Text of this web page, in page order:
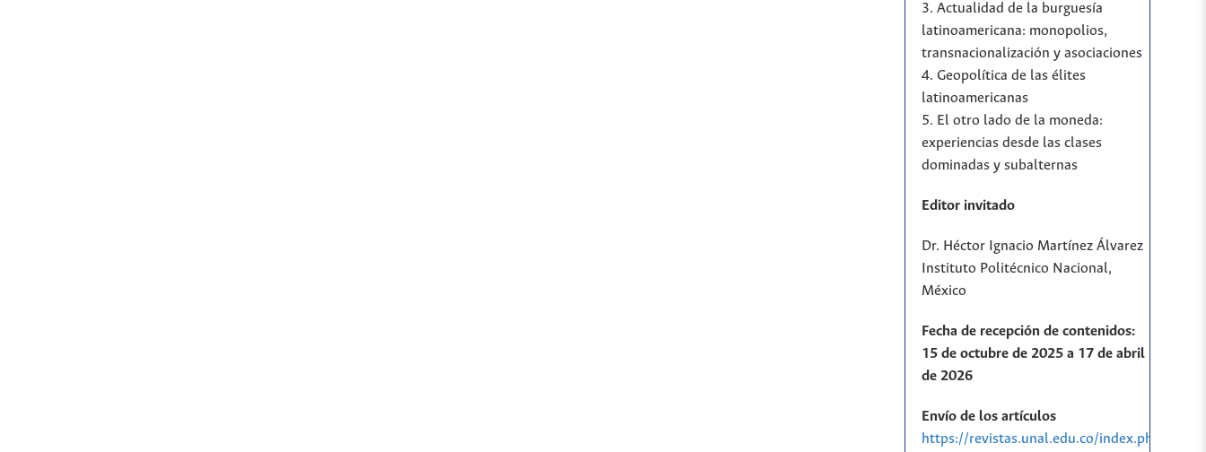
3. Actualidad de la burguesía
latinoamericana: monopolios,
transnacionalización y asociaciones
4. Geopolítica de las élites
latinoamericanas
5. El otro lado de la moneda:
experiencias desde las clases
dominadas y subalternas
Editor invitado
Dr. Héctor Ignacio Martínez Álvarez
Instituto Politécnico Nacional,
México
Fecha de recepción de contenidos:
15 de octubre de 2025 a 17 de abril
de 2026
Envío de los artículos
https://revistas.unal.edu.co/index.php/